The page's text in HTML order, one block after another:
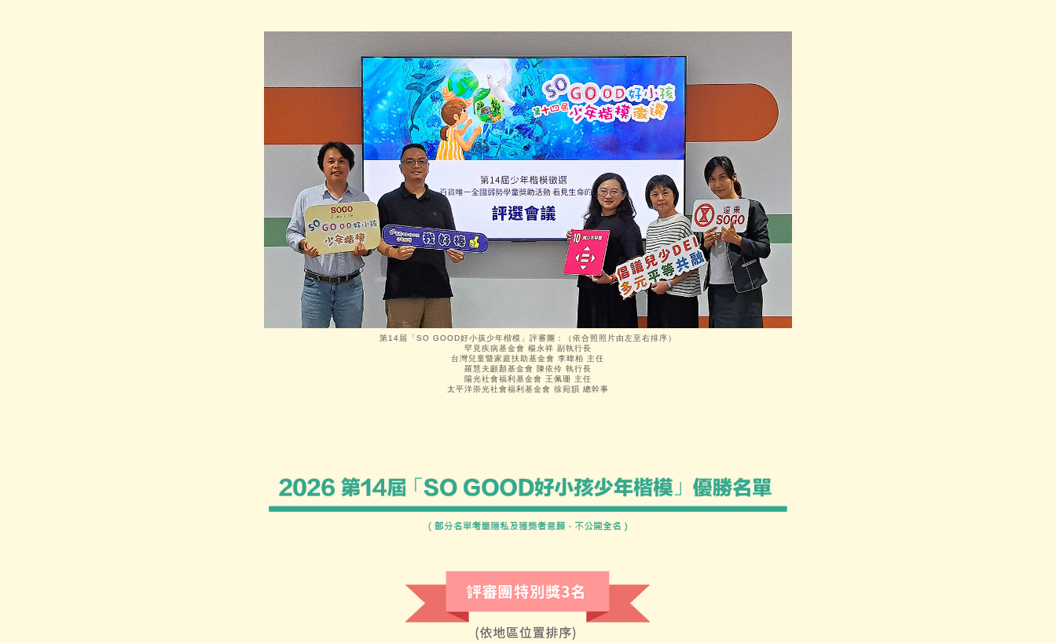
第14屆「SO GOOD好小孩少年楷模」評審團：（依合照照片由左至右排序）
罕見疾病基金會 楊永祥 副執行長
台灣兒童暨家庭扶助基金會 李暐柏 主任
羅慧夫顱顏基金會 陳依伶 執行長
陽光社會福利基金會 王佩珊 主任
太平洋崇光社會福利基金會 徐宛韻 總幹事